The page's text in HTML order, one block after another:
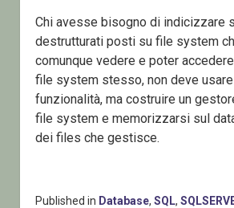
Chi avesse bisogno di indicizzare
destrutturati posti su file system
comunque vedere e poter
file system stesso, non deve
funzionalità, ma costruire un
file system e memorizzarsi sul
dei files che gestisce.
Published in Database, SQL,